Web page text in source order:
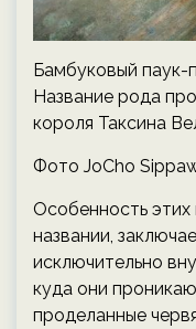
Бамбуковый паук-
Название рода
короля Таксина
Фото JoCho
Особенность этих
названии,
исключительно
куда они
проделанные